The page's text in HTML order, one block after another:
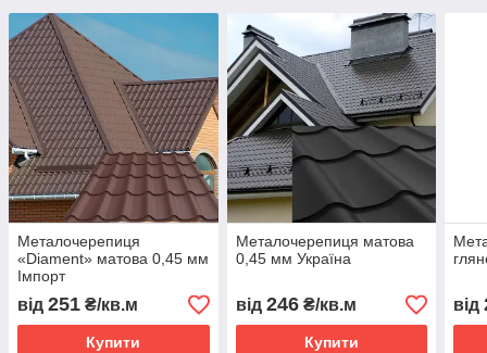
Металочерепиця
«Diament» матова 0,45 мм
Імпорт
від 251 ₴/кв.м
Купити
Металочерепиця матова
0,45 мм Україна
від 246₴/кв.м
Купити
від